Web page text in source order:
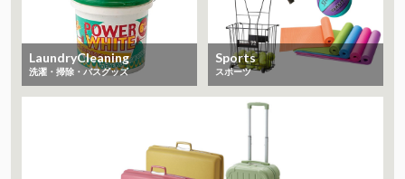
LaundryCleaning
洗濯・掃除・バスグッズ
Sports
スポーツ